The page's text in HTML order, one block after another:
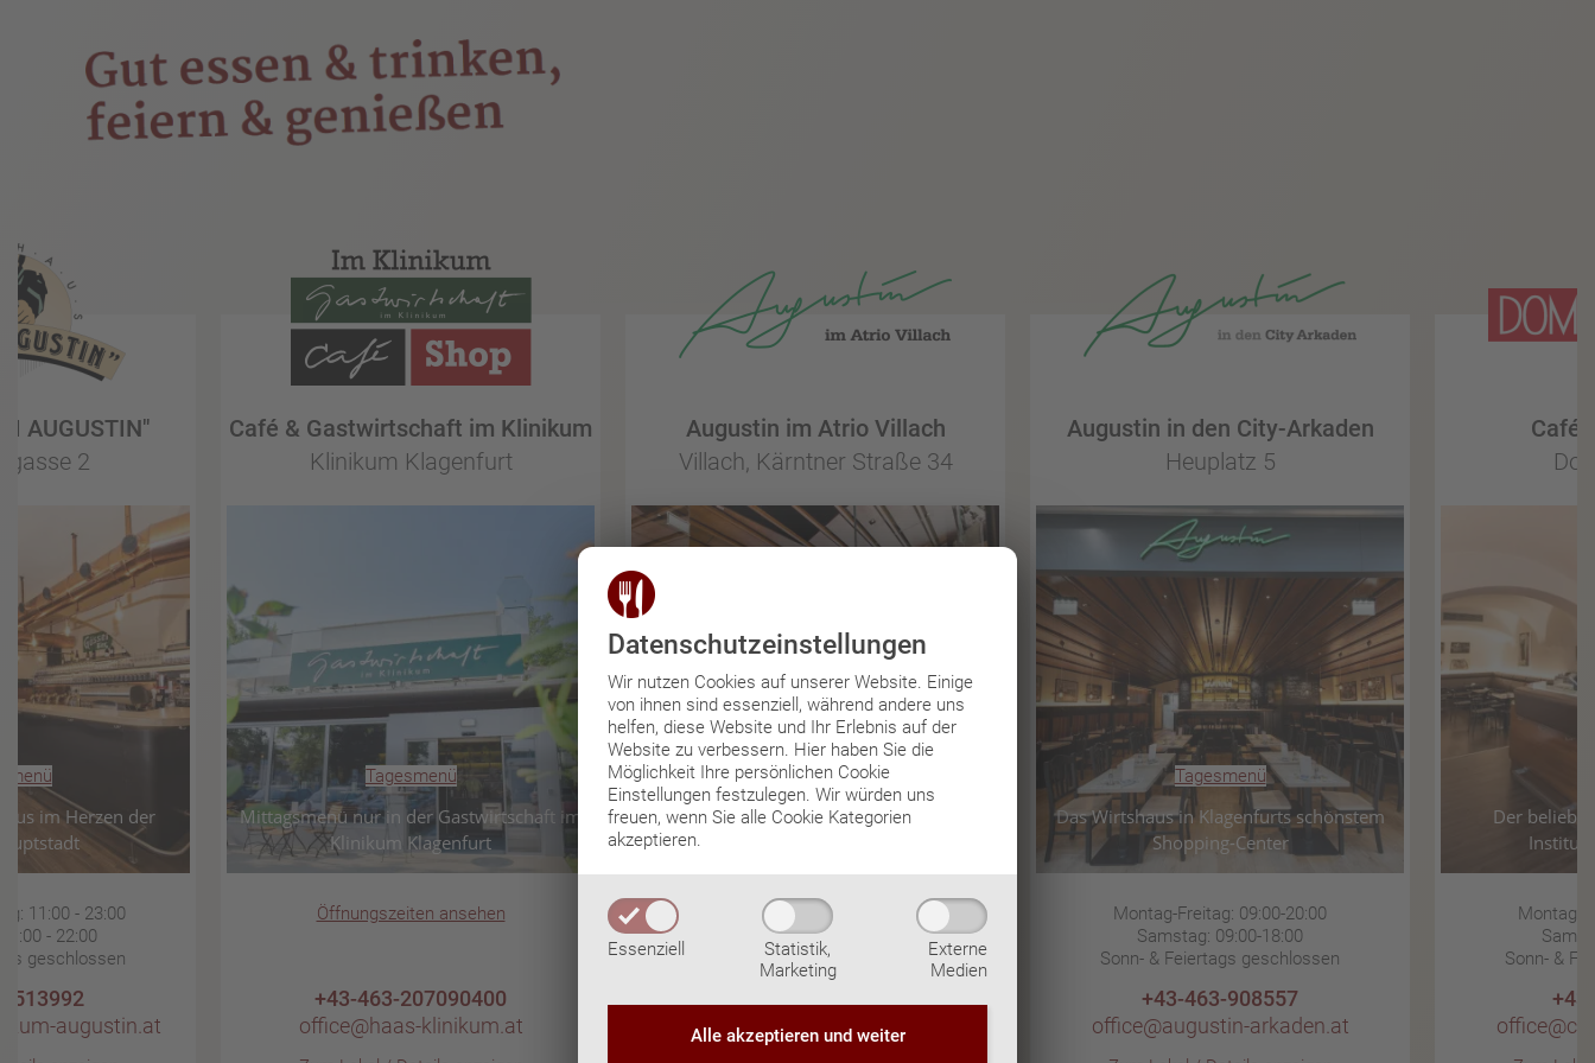
Datenschutz­einstellungen
Wir nutzen Cookies auf unserer Website. Einige
von ihnen sind essenziell, während andere uns
helfen, diese Website und Ihr Erlebnis auf der
Website zu verbessern. Hier haben Sie die
Möglichkeit Ihre persönlichen Cookie
Einstellungen festzulegen. Wir würden uns
freuen, wenn Sie alle Cookie Kategorien
akzeptieren.
Essenziell
Statistik,
Marketing
Externe
Medien
Alle akzeptieren und weiter
AUGUSTIN"
2
im Herzen der
11:00 - 23:00
- 22:00
geschlossen
513992
zum-augustin.at
Café & Gastwirtschaft im Klinikum
Klinikum Klagenfurt
Tagesmenü
Mittagsmenü nur in der Gastwirtschaft im
Klinikum Klagenfurt
Öffnungszeiten ansehen
+43-463-207090400
office@haas-klinikum.at
Augustin im Atrio Villach
Villach, Kärntner Straße 34
Tagesmenü
Das Wirtshaus in Villachs schönstem
Montag-Freitag: 08:00-20:00
Samstag: 08:00-18:00
Sonn- & Feiertags geschlossen
office@augustin-atrio.at
Augustin in den City-Arkaden
Heuplatz 5
Tagesmenü
Das Wirtshaus in Klagenfurts schönstem
Shopping-Center
Montag-Freitag: 09:00-20:00
Samstag: 09:00-18:00
Sonn- & Feiertags geschlossen
+43-463-908557
office@augustin-arkaden.at
Café
Der
Montag-
Sonn- &